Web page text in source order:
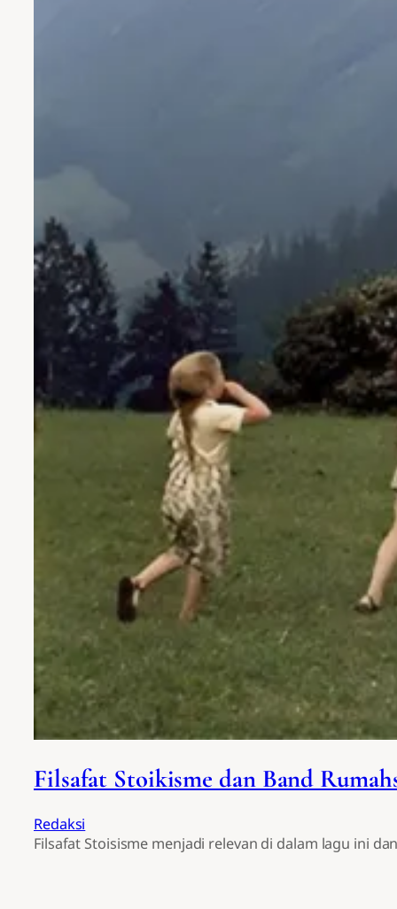
Filsafat Stoikisme dan Band
Redaksi
Filsafat Stoisisme menjadi relevan di dalam lagu ini